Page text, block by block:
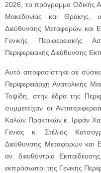
2026, το πρόγραμμα Οδικής
Μακεδονίας και Θράκης,
Διεύθυνσης Μεταφορών και
Γενικής Περιφερειακής
Περιφερειακής Διεύθυνσης
Αυτό αποφασίστηκε σε
Περιφερειάρχη Ανατολικής
Τοψίδη, στην έδρα της
συμμετείχαν οι
Καλών Πρακτικών κ. Ιρφάν
Γενιάς κ. Στέλιος
Διεύθυνσης Μεταφορών και
αν. διευθύντρια
εκπρόσωποι της Γενικής